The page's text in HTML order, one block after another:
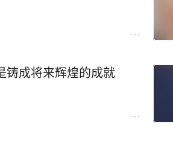
铸成将来辉煌的成就